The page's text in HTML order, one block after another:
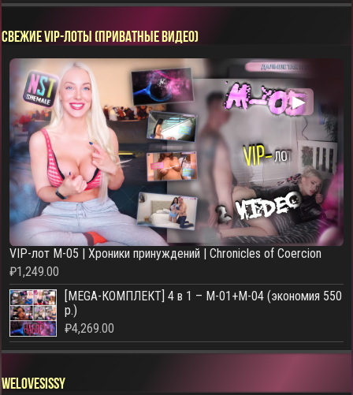
СВЕЖИЕ VIP-ЛОТЫ (ПРИВАТНЫЕ ВИДЕО)
▶
VIP-лот M-05 | Хроники принуждений | Chronicles of Coercion
₽1,249.00
[MEGA-КОМПЛЕКТ] 4 в 1 – M-01+M-04 (экономия 550
р.)
₽4,269.00
WELOVESISSY